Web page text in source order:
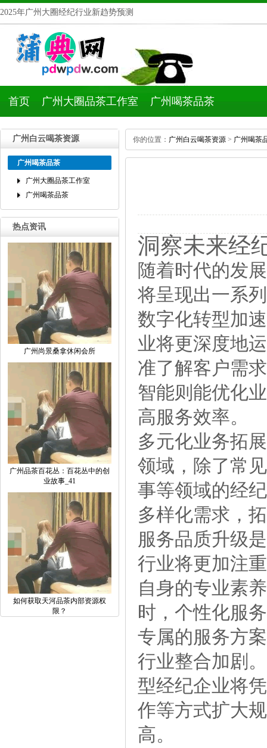
2025年广州大圈经纪行业新趋势预测
首页 广州大圈品茶工作室 广州喝茶品茶
广州白云喝茶资源
广州喝茶品茶
广州大圈品茶工作室
广州喝茶品茶
热点资讯
广州尚景桑拿休闲会所
广州品茶百花丛：百花丛中的创
业故事_41
如何获取天河品茶内部资源权
限？
你的位置： 广州白云喝茶资源 > 广州喝茶
洞察未来经
随着时代的发
将呈现出一系
数字化转型加
业将更深度地
准了解客户需
智能则能优化
高服务效率。
多元化业务拓
领域，除了常
事等领域的经
多样化需求，
服务品质升级
行业将更加注
自身的专业素
时，个性化服
专属的服务方
行业整合加剧
型经纪企业将
作等方式扩大
高。